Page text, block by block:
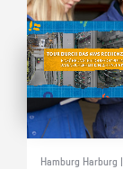
Hamburg Harburg |